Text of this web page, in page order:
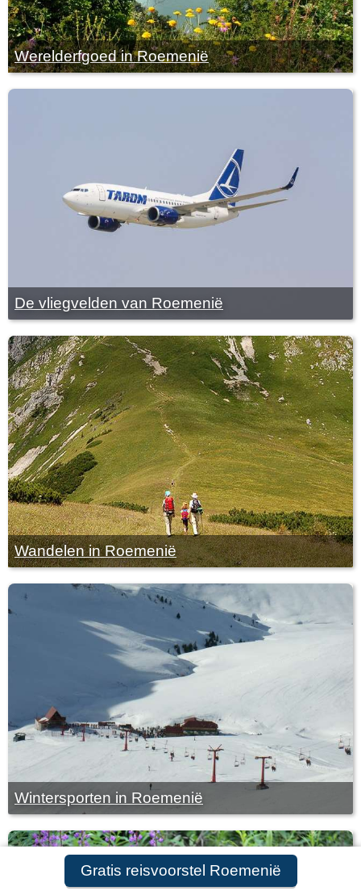
Gratis reisvoorstel Roemenië
Werelderfgoed in Roemenië
De vliegvelden van Roemenië
Wandelen in Roemenië
Wintersporten in Roemenië